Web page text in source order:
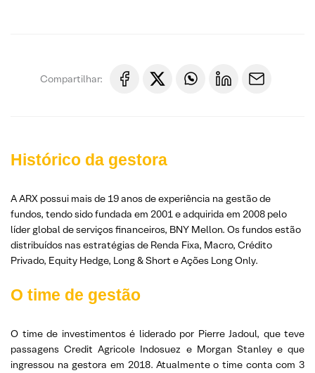
Compartilhar:
Histórico da gestora
A ARX possui mais de 19 anos de experiência na gestão de
fundos, tendo sido fundada em 2001 e adquirida em 2008 pelo
líder global de serviços financeiros, BNY Mellon. Os fundos estão
distribuídos nas estratégias de Renda Fixa, Macro, Crédito
Privado, Equity Hedge, Long & Short e Ações Long Only.
O time de gestão
O time de investimentos é liderado por Pierre Jadoul, que teve
passagens Credit Agricole Indosuez e Morgan Stanley e que
ingressou na gestora em 2018. Atualmente o time conta com 3